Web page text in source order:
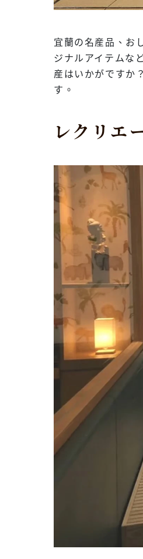
宜蘭の名産品、お
ジナルアイテムな
産はいかがですか
す。
レクリエ